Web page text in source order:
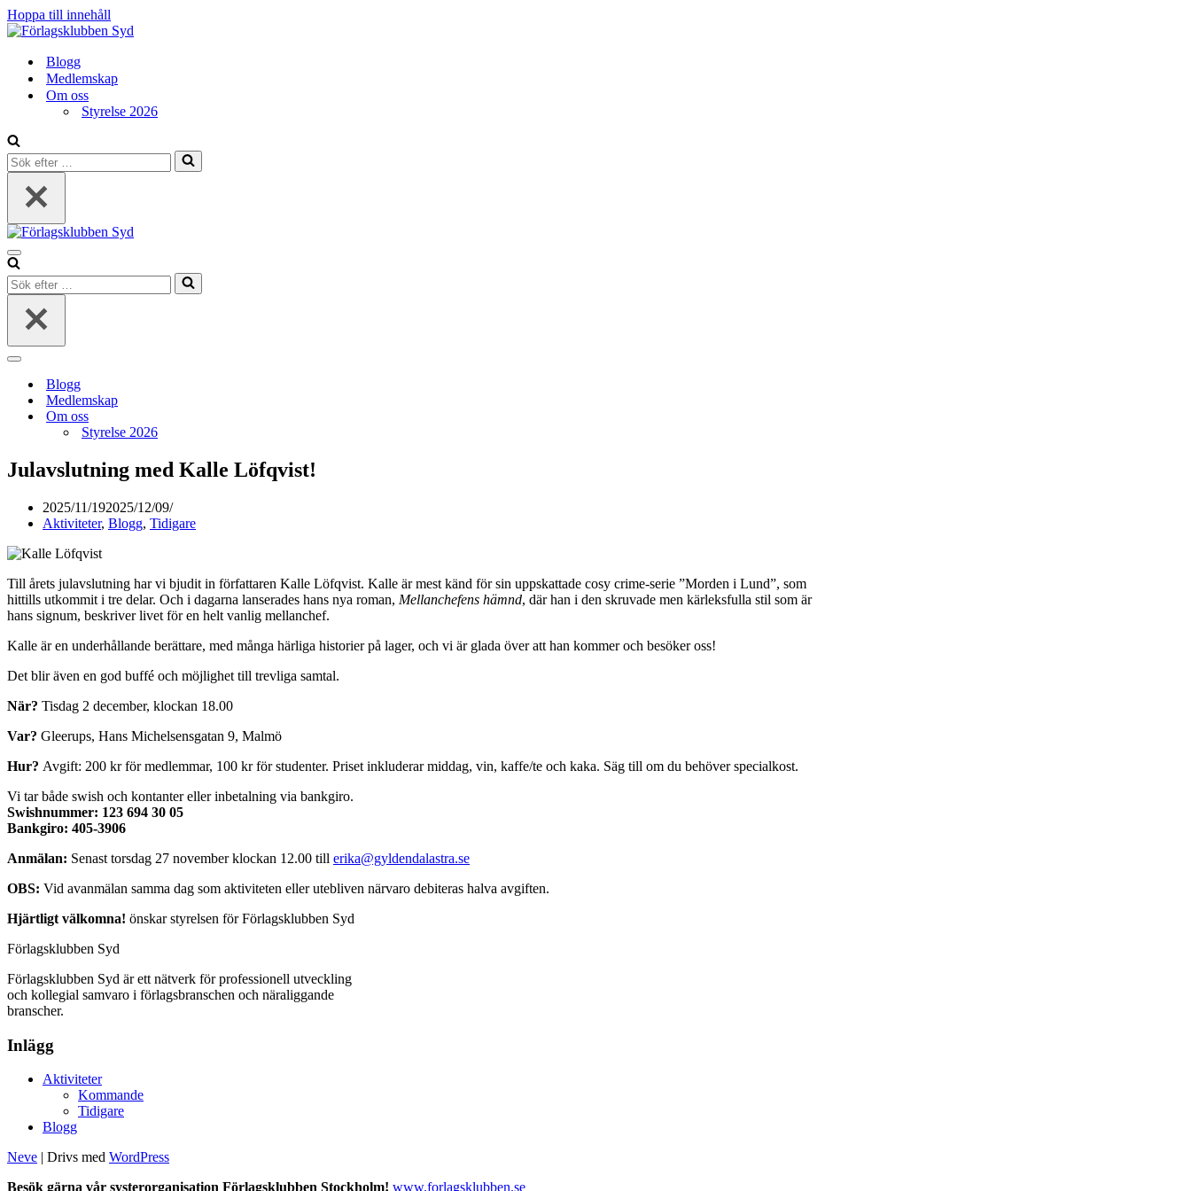
Hoppa till innehåll
Blogg
Medlemskap
Om oss
Styrelse 2026
Sök
efter
Navigeringsmeny
Sök
efter
Navigeringsmeny
Blogg
Medlemskap
Om oss
Styrelse 2026
Julavslutning med Kalle Löfqvist!
2025/11/192025/12/09
Aktiviteter, Blogg, Tidigare
Till årets julavslutning har vi bjudit in författaren Kalle Löfqvist. Kalle är mest känd för sin uppskattade cosy crime-serie ”Morden i Lund”, som
hittills utkommit i tre delar. Och i dagarna lanserades hans nya roman, Mellanchefens hämnd, där han i den skruvade men kärleksfulla stil som är
hans signum, beskriver livet för en helt vanlig mellanchef.
Kalle är en underhållande berättare, med många härliga historier på lager, och vi är glada över att han kommer och besöker oss!
Det blir även en god buffé och möjlighet till trevliga samtal.
När? Tisdag 2 december, klockan 18.00
Var? Gleerups, Hans Michelsensgatan 9, Malmö
Hur? Avgift: 200 kr för medlemmar, 100 kr för studenter. Priset inkluderar middag, vin, kaffe/te och kaka. Säg till om du behöver specialkost.
Vi tar både swish och kontanter eller inbetalning via bankgiro.
Swishnummer: 123 694 30 05
Bankgiro: 405-3906
Anmälan: Senast torsdag 27 november klockan 12.00 till erika@gyldendalastra.se
OBS: Vid avanmälan samma dag som aktiviteten eller utebliven närvaro debiteras halva avgiften.
Hjärtligt välkomna! önskar styrelsen för Förlagsklubben Syd
Förlagsklubben Syd
Förlagsklubben Syd är ett nätverk för professionell utveckling
och kollegial samvaro i förlagsbranschen och näraliggande
branscher.
Inlägg
Aktiviteter
Kommande
Tidigare
Blogg
Neve | Drivs med WordPress
Besök gärna vår systerorganisation Förlagsklubben Stockholm! www.forlagsklubben.se